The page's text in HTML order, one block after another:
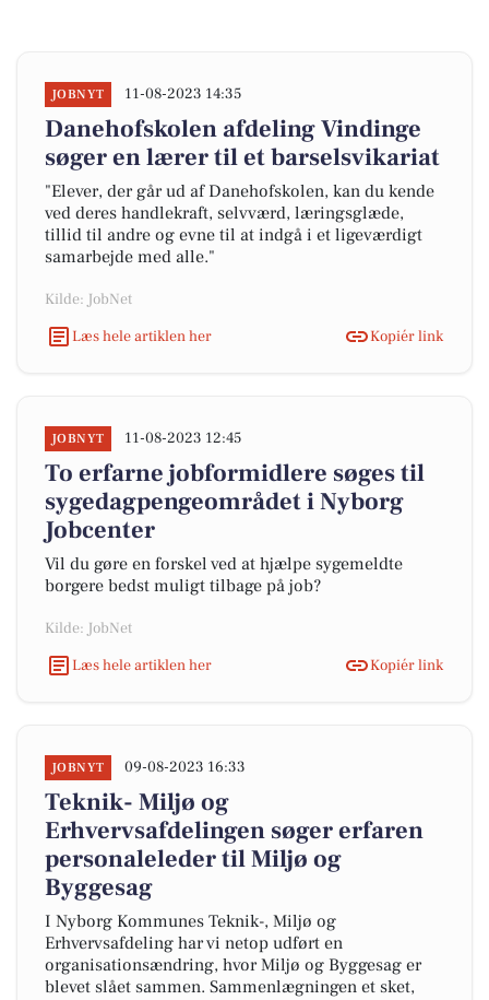
JOBNYT 11-08-2023 14:35
Danehofskolen afdeling Vindinge
søger en lærer til et barselsvikariat
"Elever, der går ud af Danehofskolen, kan du kende
ved deres handlekraft, selvværd, læringsglæde,
tillid til andre og evne til at indgå i et ligeværdigt
samarbejde med alle."
Kilde: JobNet
Læs hele artiklen her
Kopiér link
JOBNYT 11-08-2023 12:45
To erfarne jobformidlere søges til
sygedagpengeområdet i Nyborg
Jobcenter
Vil du gøre en forskel ved at hjælpe sygemeldte
borgere bedst muligt tilbage på job?
Kilde: JobNet
Læs hele artiklen her
Kopiér link
JOBNYT 09-08-2023 16:33
Teknik- Miljø og
Erhvervsafdelingen søger erfaren
personaleleder til Miljø og
Byggesag
I Nyborg Kommunes Teknik-, Miljø og
Erhvervsafdeling har vi netop udført en
organisationsændring, hvor Miljø og Byggesag er
blevet slået sammen. Sammenlægningen et sket,